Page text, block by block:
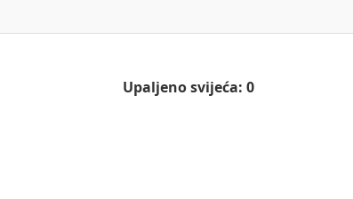
Upaljeno svijeća: 0